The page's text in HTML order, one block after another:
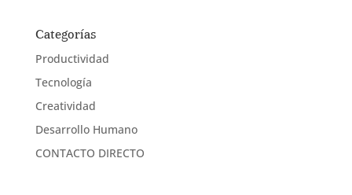
Categorías
Productividad
Tecnología
Creatividad
Desarrollo Humano
CONTACTO DIRECTO